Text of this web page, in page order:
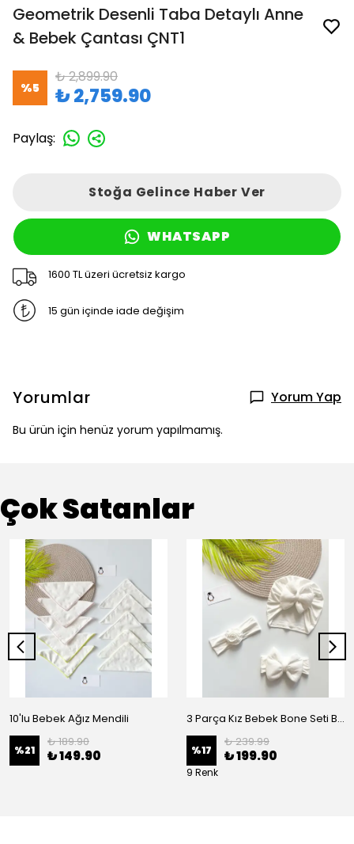
Geometrik Desenli Taba Detaylı Anne
& Bebek Çantası ÇNT1
%5
₺ 2,899.90
₺ 2,759.90
Paylaş:
Stoğa Gelince Haber Ver
WHATSAPP
1600 TL üzeri ücretsiz kargo
15 gün içinde iade değişim
Yorumlar Yorum Yap
Bu ürün için henüz yorum yapılmamış.
Çok Satanlar
10'lu Bebek Ağız Mendili
%21
₺ 189.90
₺ 149.90
3 Parça Kız Bebek Bone Seti BN02 - Beyaz
%17
₺ 239.99
₺ 199.90
9 Renk